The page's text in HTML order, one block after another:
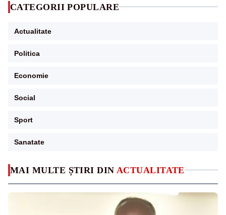
MAI MULTE ȘTIRI DIN ACTUALITATE
CATEGORII POPULARE
Actualitate
Politica
Economie
Social
Sport
Sanatate